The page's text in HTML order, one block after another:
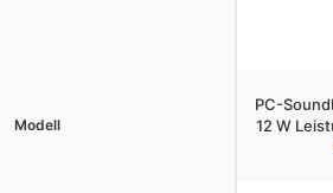
Modell
PC-
12 W